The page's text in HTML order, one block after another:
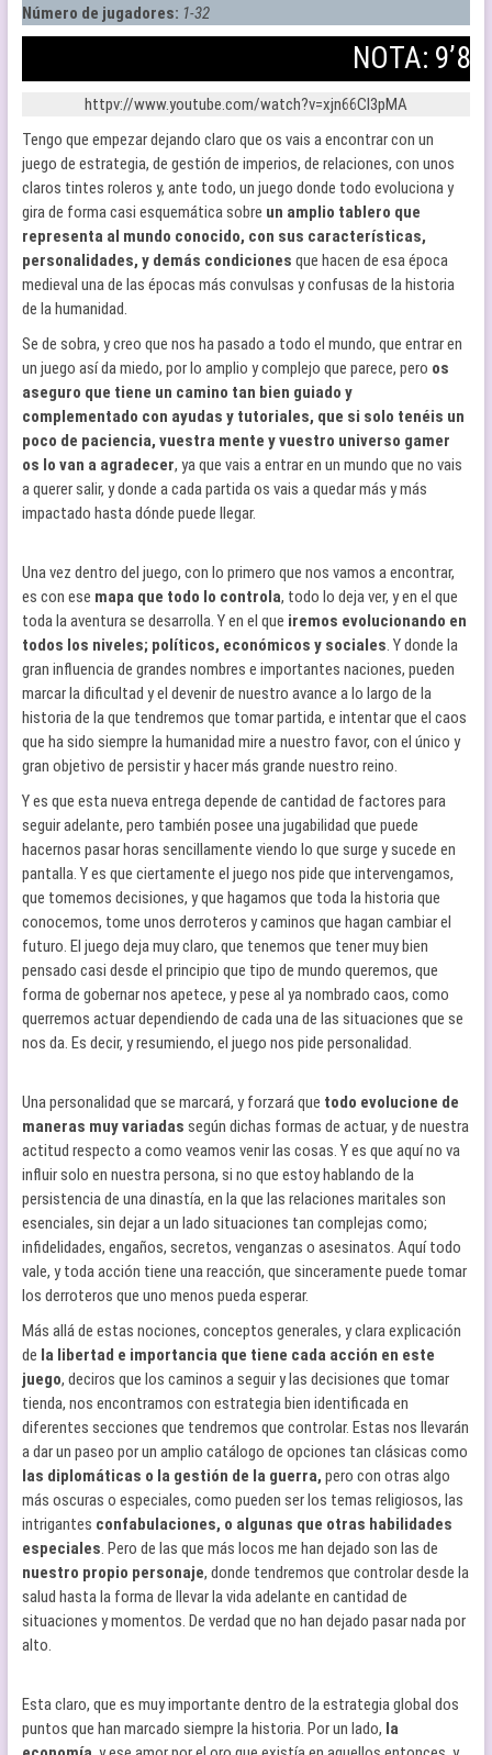
Número de jugadores: 1-32
NOTA: 9’8
httpv://www.youtube.com/watch?v=xjn66Cl3pMA
Tengo que empezar dejando claro que os vais a encontrar con un
juego de estrategia, de gestión de imperios, de relaciones, con unos
claros tintes roleros y, ante todo, un juego donde todo evoluciona y
gira de forma casi esquemática sobre un amplio tablero que
representa al mundo conocido, con sus características,
personalidades, y demás condiciones que hacen de esa época
medieval una de las épocas más convulsas y confusas de la historia
de la humanidad.
Se de sobra, y creo que nos ha pasado a todo el mundo, que entrar en
un juego así da miedo, por lo amplio y complejo que parece, pero os
aseguro que tiene un camino tan bien guiado y
complementado con ayudas y tutoriales, que si solo tenéis un
poco de paciencia, vuestra mente y vuestro universo gamer
os lo van a agradecer, ya que vais a entrar en un mundo que no vais
a querer salir, y donde a cada partida os vais a quedar más y más
impactado hasta dónde puede llegar.
Una vez dentro del juego, con lo primero que nos vamos a encontrar,
es con ese mapa que todo lo controla, todo lo deja ver, y en el que
toda la aventura se desarrolla. Y en el que iremos evolucionando en
todos los niveles; políticos, económicos y sociales. Y donde la
gran influencia de grandes nombres e importantes naciones, pueden
marcar la dificultad y el devenir de nuestro avance a lo largo de la
historia de la que tendremos que tomar partida, e intentar que el caos
que ha sido siempre la humanidad mire a nuestro favor, con el único y
gran objetivo de persistir y hacer más grande nuestro reino.
Y es que esta nueva entrega depende de cantidad de factores para
seguir adelante, pero también posee una jugabilidad que puede
hacernos pasar horas sencillamente viendo lo que surge y sucede en
pantalla. Y es que ciertamente el juego nos pide que intervengamos,
que tomemos decisiones, y que hagamos que toda la historia que
conocemos, tome unos derroteros y caminos que hagan cambiar el
futuro. El juego deja muy claro, que tenemos que tener muy bien
pensado casi desde el principio que tipo de mundo queremos, que
forma de gobernar nos apetece, y pese al ya nombrado caos, como
querremos actuar dependiendo de cada una de las situaciones que se
nos da. Es decir, y resumiendo, el juego nos pide personalidad.
Una personalidad que se marcará, y forzará que todo evolucione de
maneras muy variadas según dichas formas de actuar, y de nuestra
actitud respecto a como veamos venir las cosas. Y es que aquí no va
influir solo en nuestra persona, si no que estoy hablando de la
persistencia de una dinastía, en la que las relaciones maritales son
esenciales, sin dejar a un lado situaciones tan complejas como;
infidelidades, engaños, secretos, venganzas o asesinatos. Aquí todo
vale, y toda acción tiene una reacción, que sinceramente puede tomar
los derroteros que uno menos pueda esperar.
Más allá de estas nociones, conceptos generales, y clara explicación
de la libertad e importancia que tiene cada acción en este
juego, deciros que los caminos a seguir y las decisiones que tomar
tienda, nos encontramos con estrategia bien identificada en
diferentes secciones que tendremos que controlar. Estas nos llevarán
a dar un paseo por un amplio catálogo de opciones tan clásicas como
las diplomáticas o la gestión de la guerra, pero con otras algo
más oscuras o especiales, como pueden ser los temas religiosos, las
intrigantes confabulaciones, o algunas que otras habilidades
especiales. Pero de las que más locos me han dejado son las de
nuestro propio personaje, donde tendremos que controlar desde la
salud hasta la forma de llevar la vida adelante en cantidad de
situaciones y momentos. De verdad que no han dejado pasar nada por
alto.
Esta claro, que es muy importante dentro de la estrategia global dos
puntos que han marcado siempre la historia. Por un lado, la